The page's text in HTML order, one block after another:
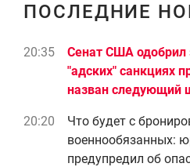
ПОСЛЕДНИЕ
20:35
Сенат США одобрил
"адских" санкциях
назван следующий
20:20
Что будет с
военнообязанных:
предупредил об